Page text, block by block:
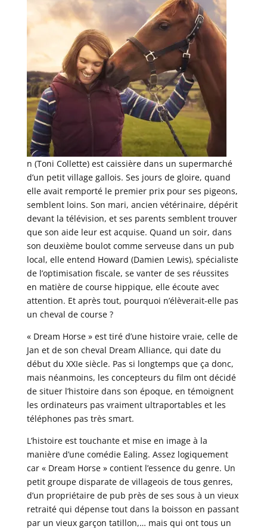
n (Toni Collette) est caissière dans un supermarché
d’un petit village gallois. Ses jours de gloire, quand
elle avait remporté le premier prix pour ses pigeons,
semblent loins. Son mari, ancien vétérinaire, dépérit
devant la télévision, et ses parents semblent trouver
que son aide leur est acquise. Quand un soir, dans
son deuxième boulot comme serveuse dans un pub
local, elle entend Howard (Damien Lewis), spécialiste
de l’optimisation fiscale, se vanter de ses réussites
en matière de course hippique, elle écoute avec
attention. Et après tout, pourquoi n’élèverait-elle pas
un cheval de course ?
« Dream Horse » est tiré d’une histoire vraie, celle de
Jan et de son cheval Dream Alliance, qui date du
début du XXIe siècle. Pas si longtemps que ça donc,
mais néanmoins, les concepteurs du film ont décidé
de situer l’histoire dans son époque, en témoignent
les ordinateurs pas vraiment ultraportables et les
téléphones pas très smart.
L’histoire est touchante et mise en image à la
manière d’une comédie Ealing. Assez logiquement
car « Dream Horse » contient l’essence du genre. Un
petit groupe disparate de villageois de tous genres,
d’un propriétaire de pub près de ses sous à un vieux
retraité qui dépense tout dans la boisson en passant
par un vieux garçon tatillon,… mais qui ont tous un